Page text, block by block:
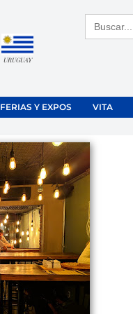
URUGUAY
Buscar:
FERIAS Y EXPOS VITA